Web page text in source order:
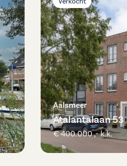
Aalsmeer
Atalantalaan 53
€ 400.000 ,- k.k.